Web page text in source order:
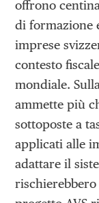
offrono
di formazione
imprese
contesto
mondiale.
ammette più
sottoposte a
applicati alle
adattare il
rischierebbero